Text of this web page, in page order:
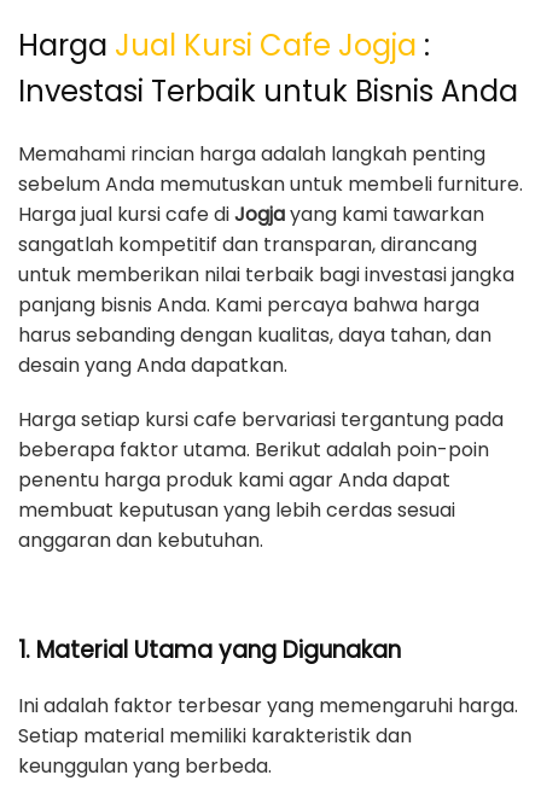
Harga Jual Kursi Cafe Jogja :
Investasi Terbaik untuk Bisnis Anda
Memahami rincian harga adalah langkah penting
sebelum Anda memutuskan untuk membeli furniture.
Harga jual kursi cafe diJogjayang kami tawarkan
sangatlah kompetitif dan transparan, dirancang
untuk memberikan nilai terbaik bagi investasi jangka
panjang bisnis Anda. Kami percaya bahwa harga
harus sebanding dengan kualitas, daya tahan, dan
desain yang Anda dapatkan.
Harga setiap kursi cafe bervariasi tergantung pada
beberapa faktor utama. Berikut adalah poin-poin
penentu harga produk kami agar Anda dapat
membuat keputusan yang lebih cerdas sesuai
anggaran dan kebutuhan.
1. Material Utama yang Digunakan
Ini adalah faktor terbesar yang memengaruhi harga.
Setiap material memiliki karakteristik dan
keunggulan yang berbeda.